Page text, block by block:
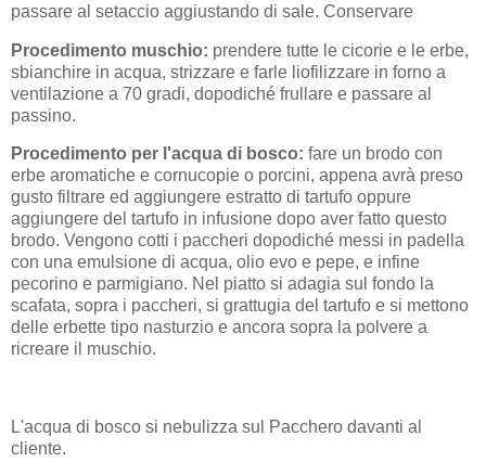
passare al setaccio aggiustando di sale. Conservare
Procedimento muschio: prendere tutte le cicorie e le erbe,
sbianchire in acqua, strizzare e farle liofilizzare in forno a
ventilazione a 70 gradi, dopodiché frullare e passare al
passino.
Procedimento per l'acqua di bosco: fare un brodo con
erbe aromatiche e cornucopie o porcini, appena avrà preso
gusto filtrare ed aggiungere estratto di tartufo oppure
aggiungere del tartufo in infusione dopo aver fatto questo
brodo. Vengono cotti i paccheri dopodiché messi in padella
con una emulsione di acqua, olio evo e pepe, e infine
pecorino e parmigiano. Nel piatto si adagia sul fondo la
scafata, sopra i paccheri, si grattugia del tartufo e si mettono
delle erbette tipo nasturzio e ancora sopra la polvere a
ricreare il muschio.
L'acqua di bosco si nebulizza sul Pacchero davanti al
cliente.